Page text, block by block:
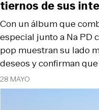
28 MAYO
Con un álbum que
especial junto a Na PD
pop muestran su lado
deseos y confirman
tiernos de sus